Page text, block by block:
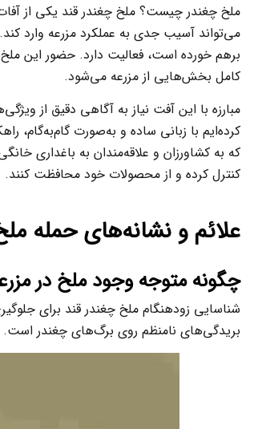
ملخ چغندر چیست؟ ملخ چغندر قند یکی از
می‌تواند آسیب جدی به عملکرد مزرعه وارد
برهم خورده است، فعالیت دارد. حضور این
کامل بخش‌هایی از مزرعه می‌شود.
مبارزه با این آفت نیاز به آگاهی دقیق از
کرده‌ایم با زبانی ساده و به‌صورت گام‌به‌گام،
که به کشاورزان و علاقه‌مندان به باغداری
کنترل کرده و از محصولات خود محافظت کنند.
علائم و نشانه‌های حمله
چگونه متوجه وجود ملخ در
شناسایی زودهنگام ملخ چغندر قند برای
بریدگی‌های نامنظم روی برگ‌های چغندر است.